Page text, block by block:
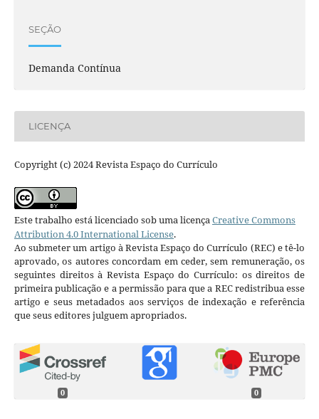
SEÇÃO
Demanda Contínua
LICENÇA
Copyright (c) 2024 Revista Espaço do Currículo
Este trabalho está licenciado sob uma licençaCreative Commons
Attribution 4.0 International License.
Ao submeter um artigo à Revista Espaço do Currículo (REC) e tê-lo
aprovado, os autores concordam em ceder, sem remuneração, os
seguintes direitos à Revista Espaço do Currículo: os direitos de
primeira publicação e a permissão para que a REC redistribua esse
artigo e seus metadados aos serviços de indexação e referência
que seus editores julguem apropriados.
0 0